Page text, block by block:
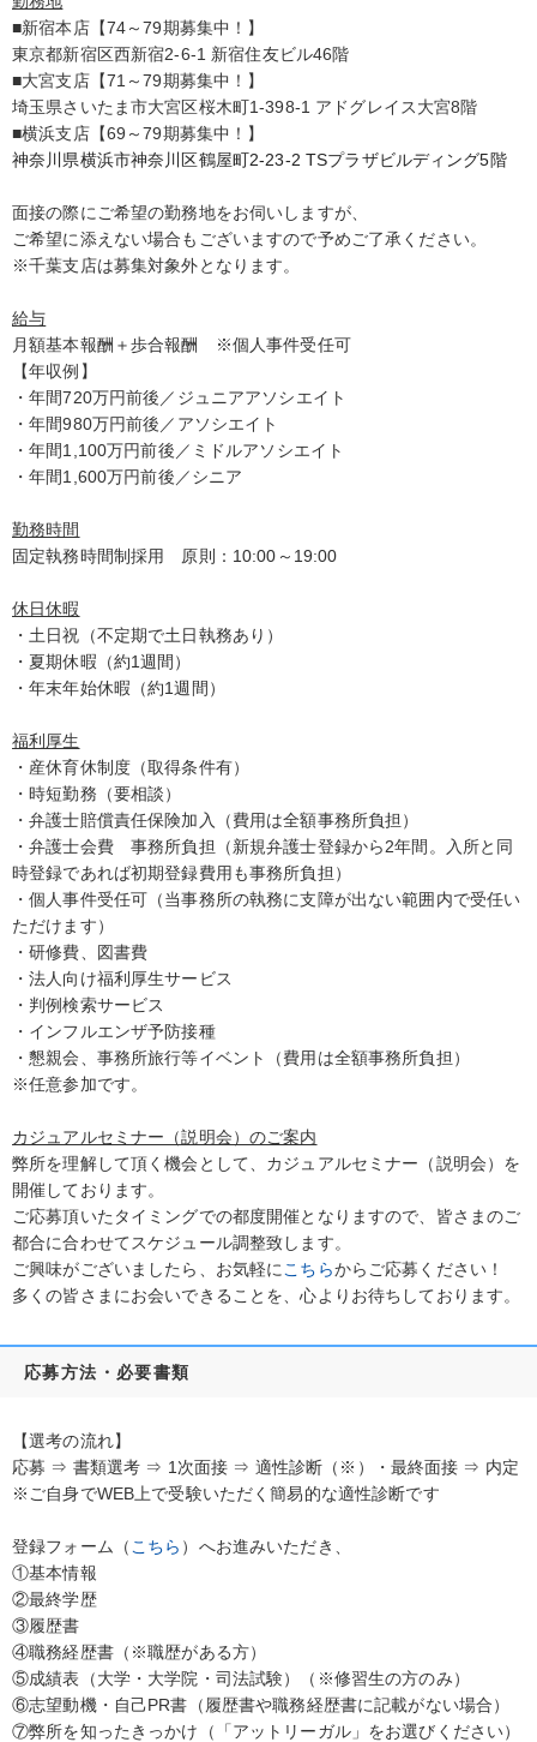
■新宿本店【74～79期募集中！】
東京都新宿区西新宿2-6-1 新宿住友ビル46階
■大宮支店【71～79期募集中！】
埼玉県さいたま市大宮区桜木町1-398-1 アドグレイス大宮8階
■横浜支店【69～79期募集中！】
神奈川県横浜市神奈川区鶴屋町2-23-2 TSプラザビルディング5階
面接の際にご希望の勤務地をお伺いしますが、
ご希望に添えない場合もございますので予めご了承ください。
※千葉支店は募集対象外となります。
給与
月額基本報酬＋歩合報酬 ※個人事件受任可
【年収例】
・年間720万円前後／ジュニアアソシエイト
・年間980万円前後／アソシエイト
・年間1,100万円前後／ミドルアソシエイト
・年間1,600万円前後／シニア
勤務時間
固定執務時間制採用 原則：10:00～19:00
休日休暇
・土日祝（不定期で土日執務あり）
・夏期休暇（約1週間）
・年末年始休暇（約1週間）
福利厚生
・産休育休制度（取得条件有）
・時短勤務（要相談）
・弁護士賠償責任保険加入（費用は全額事務所負担）
・弁護士会費 事務所負担（新規弁護士登録から2年間。入所と同
時登録であれば初期登録費用も事務所負担）
・個人事件受任可（当事務所の執務に支障が出ない範囲内で受任い
ただけます）
・研修費、図書費
・法人向け福利厚生サービス
・判例検索サービス
・インフルエンザ予防接種
・懇親会、事務所旅行等イベント（費用は全額事務所負担）
※任意参加です。
カジュアルセミナー（説明会）のご案内
弊所を理解して頂く機会として、カジュアルセミナー（説明会）を
開催しております。
ご応募頂いたタイミングでの都度開催となりますので、皆さまのご
都合に合わせてスケジュール調整致します。
ご興味がございましたら、お気軽に こちらからご応募ください！
多くの皆さまにお会いできることを、心よりお待ちしております。
応募方法・必要書類
【選考の流れ】
応募 ⇒ 書類選考 ⇒ 1次面接 ⇒ 適性診断（※）・最終面接 ⇒ 内定
※ご自身でWEB上で受験いただく簡易的な適性診断です
登録フォーム（ こちら ）へお進みいただき、
①基本情報
②最終学歴
③履歴書
④職務経歴書（※職歴がある方）
⑤成績表（大学・大学院・司法試験）（※修習生の方のみ）
⑥志望動機・自己PR書（履歴書や職務経歴書に記載がない場合）
⑦弊所を知ったきっかけ（「アットリーガル」をお選びください）